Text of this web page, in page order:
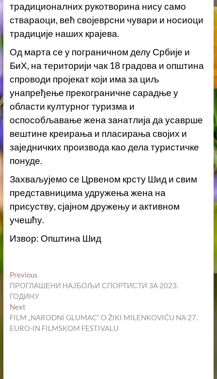
традиционалних рукотворина нису само
ствараоци, већ својеврсни чувари и носиоци
традиције наших крајева.
Од марта се у пограничном делу Србије и
БиХ, на територији чак 18 градова и општина
спроводи пројекат који има за циљ
унапређење прекограничне сарадње у
области културног туризма и
оспособљавање жена занатлија да усаврше
вештине креирања и пласирања својих и
заједничких производа као дела туристичке
понуде.
Захваљујемо се Црвеном крсту Шид и свим
представницима удружења жена на
присуству, сјајном дружењу и активном
учешћу.
Извор: Општина Шид
Кретање
чланка
PreviousPrevious
post:
ПРОГЛАШЕНИ НАЈБОЉИ СПОРТИСТИ ЗА 2023.
ГОДИНУ
NextNext
post:
FILM „NARODNI GLUMAC“ O ŽIKI MILENKOVIĆU NA 27.
EURO-IN FILMSKOM FESTIVALU